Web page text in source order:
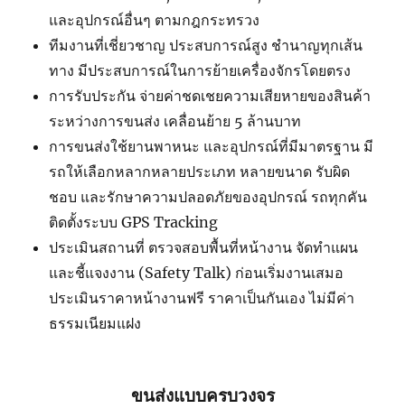
และอุปกรณ์อื่นๆ ตามกฎกระทรวง
ทีมงานที่เชี่ยวชาญ ประสบการณ์สูง ชำนาญทุกเส้น
ทาง มีประสบการณ์ในการย้ายเครื่องจักรโดยตรง
การรับประกัน จ่ายค่าชดเชยความเสียหายของสินค้า
ระหว่างการขนส่ง เคลื่อนย้าย 5 ล้านบาท
การขนส่งใช้ยานพาหนะ และอุปกรณ์ที่มีมาตรฐาน มี
รถให้เลือกหลากหลายประเภท หลายขนาด รับผิด
ชอบ และรักษาความปลอดภัยของอุปกรณ์ รถทุกคัน
ติดตั้งระบบ GPS Tracking
ประเมินสถานที่ ตรวจสอบพื้นที่หน้างาน จัดทำแผน
และชี้แจงงาน (Safety Talk) ก่อนเริ่มงานเสมอ
ประเมินราคาหน้างานฟรี ราคาเป็นกันเอง ไม่มีค่า
ธรรมเนียมแฝง
ขนส่งแบบครบวงจร